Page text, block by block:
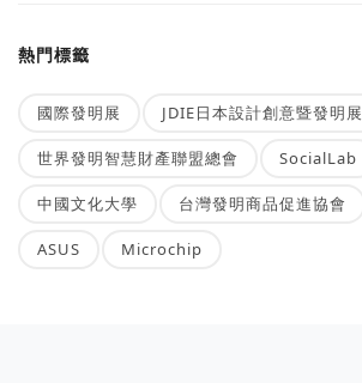
熱門標籤
國際發明展 JDIE日本設計創意暨發明展
世界發明智慧財產聯盟總會 SocialLab
中國文化大學 台灣發明商品促進協會
ASUS Microchip